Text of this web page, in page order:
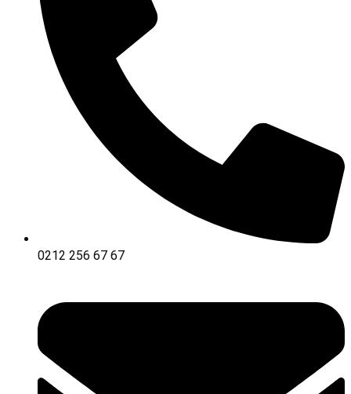
0212 256 67 67